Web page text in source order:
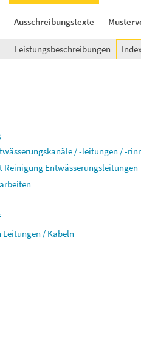
Ausschreibungstexte
Leistungsbeschreibungen
/ -leitungen / -
Entwässerungsleitungen
Leitungen / Kabeln